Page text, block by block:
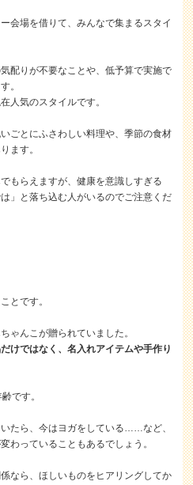
会場を借りて、みんなで集まるスタイ
配りが不要なことや、低予算で実施で
。
人気のスタイルです。
ごとにふさわしい料理や、季節の食材
ます。
もらえますが、健康を意識しすぎる
」と落ち込む人がいるのでご注意くだ
とです。
ゃんこが贈られていました。
けではなく、名入れアイテムや手作り
です。
たら、今はヨガをしている……など、
わっていることもあるでしょう。
なら、ほしいものをヒアリングしてか